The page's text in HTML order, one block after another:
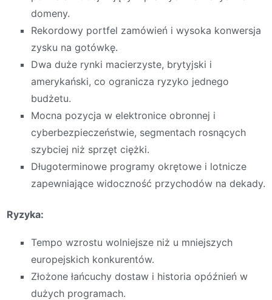
domeny.
Rekordowy portfel zamówień i wysoka konwersja
zysku na gotówkę.
Dwa duże rynki macierzyste, brytyjski i
amerykański, co ogranicza ryzyko jednego
budżetu.
Mocna pozycja w elektronice obronnej i
cyberbezpieczeństwie, segmentach rosnących
szybciej niż sprzęt ciężki.
Długoterminowe programy okrętowe i lotnicze
zapewniające widoczność przychodów na dekady.
Ryzyka:
Tempo wzrostu wolniejsze niż u mniejszych
europejskich konkurentów.
Złożone łańcuchy dostaw i historia opóźnień w
dużych programach.